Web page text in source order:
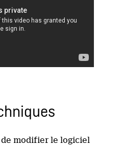
modifier le logiciel